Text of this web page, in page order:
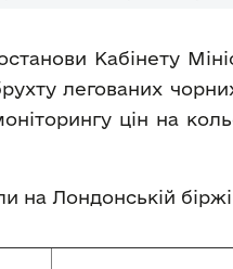
Кабінету
легованих
цін на
на Лондонській